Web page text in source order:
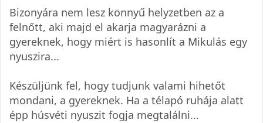
Bizonyára nem lesz könnyű helyzetben az a
felnőtt, aki majd el akarja magyarázni a
gyereknek, hogy miért is hasonlít a Mikulás egy
nyuszira...
Készüljünk fel, hogy tudjunk valami hihetőt
mondani, a gyereknek. Ha a télapó ruhája alatt
épp húsvéti nyuszit fogja megtalálni...